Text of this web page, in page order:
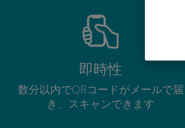
即時性
数分以内でQRコードがメールで届
き、スキャンできます